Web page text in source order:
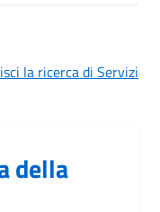
la ricerca di Servizi
della